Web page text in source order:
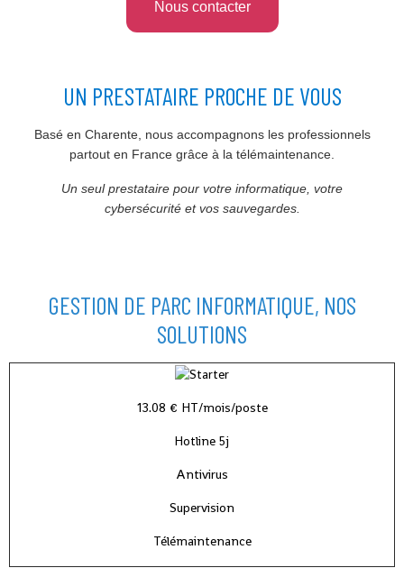
Nous contacter
UN PRESTATAIRE PROCHE DE VOUS
Basé en Charente, nous accompagnons les professionnels
partout en France grâce à la télémaintenance.
Un seul prestataire pour votre informatique, votre
cybersécurité et vos sauvegardes.
GESTION DE PARC INFORMATIQUE, NOS
SOLUTIONS
13.08 € HT/mois/poste
Hotline 5j
Antivirus
Supervision
Télémaintenance